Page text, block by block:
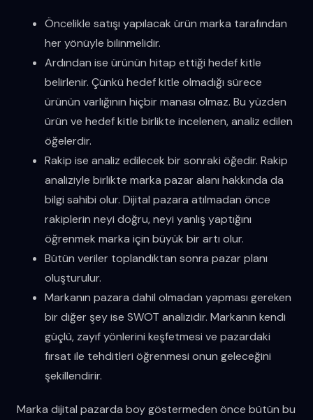
Öncelikle satışı yapılacak ürün marka tarafından
her yönüyle bilinmelidir.
Ardından ise ürünün hitap ettiği hedef kitle
belirlenir. Çünkü hedef kitle olmadığı sürece
ürünün varlığının hiçbir manası olmaz. Bu yüzden
ürün ve hedef kitle birlikte incelenen, analiz edilen
öğelerdir.
Rakip ise analiz edilecek bir sonraki öğedir. Rakip
analiziyle birlikte marka pazar alanı hakkında da
bilgi sahibi olur. Dijital pazara atılmadan önce
rakiplerin neyi doğru, neyi yanlış yaptığını
öğrenmek marka için büyük bir artı olur.
Bütün veriler toplandıktan sonra pazar planı
oluşturulur.
Markanın pazara dahil olmadan yapması gereken
bir diğer şey ise SWOT analizidir. Markanın kendi
güçlü, zayıf yönlerini keşfetmesi ve pazardaki
fırsat ile tehditleri öğrenmesi onun geleceğini
şekillendirir.
Marka dijital pazarda boy göstermeden önce bütün bu